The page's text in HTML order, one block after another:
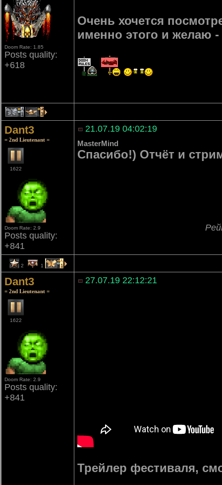
Doom Rate: 1.85
Posts quality:
+618
Очень хочется
именно этого и желаю
1 3
Dant3
= 2nd Lieutenant =
1622
Doom Rate: 2.9
Posts quality:
+841
21.07.19 04:02:19
MasterMind
Спасибо!) Отчёт и
2 1 1
Dant3
= 2nd Lieutenant =
1622
Doom Rate: 2.9
Posts quality:
+841
27.07.19 22:12:21
Трейлер фестиваля,